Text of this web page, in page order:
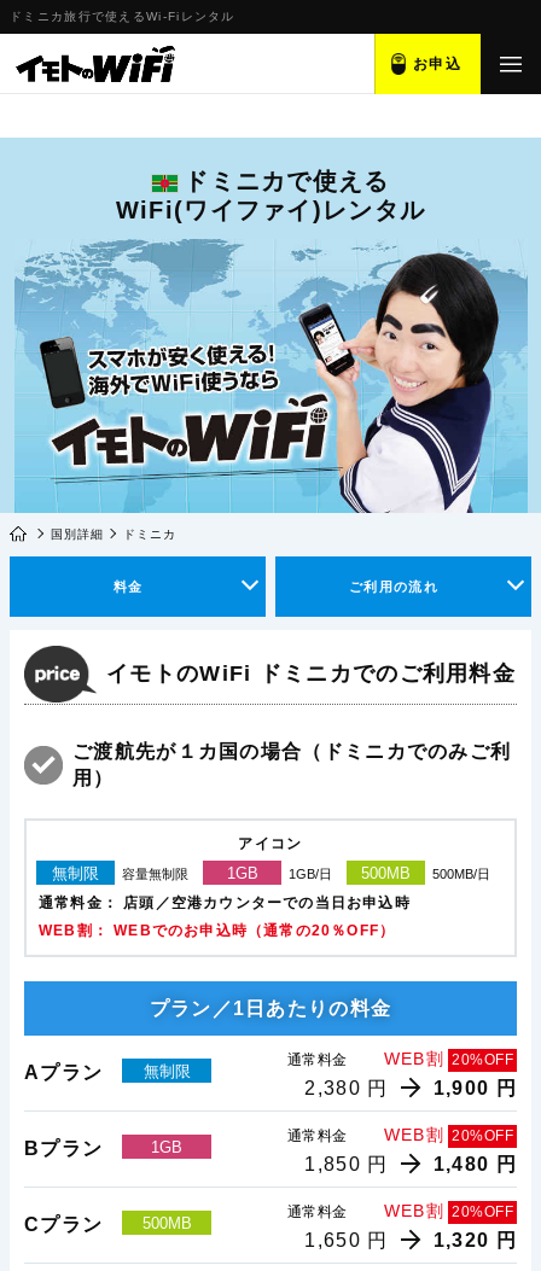
ドミニカ旅行で使えるWi-Fiレンタル
お申込
ドミニカで使える
WiFi(ワイファイ)レンタル
国別詳細 ドミニカ
料金 ご利用の流れ
イモトのWiFi ドミニカでのご利用料金
ご渡航先が１カ国の場合（ドミニカでのみご利
用）
アイコン
無制限 容量無制限 1GB 1GB/日 500MB 500MB/日
通常料金：
店頭／空港カウンターでの当日お申込時
WEB割： WEBでのお申込時（通常の20％OFF）
プラン／1日あたりの料金
Aプラン 無制限
通常料金 WEB割 20%OFF
2,380 円 1,900 円
Bプラン 1GB
通常料金 WEB割 20%OFF
1,850 円 1,480 円
Cプラン 500MB
通常料金 WEB割 20%OFF
1,650 円 1,320 円